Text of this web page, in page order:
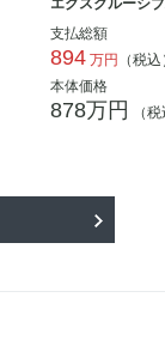
エクスクルーシ
支払総額
894 万円
（税
本体価格
878万円 （